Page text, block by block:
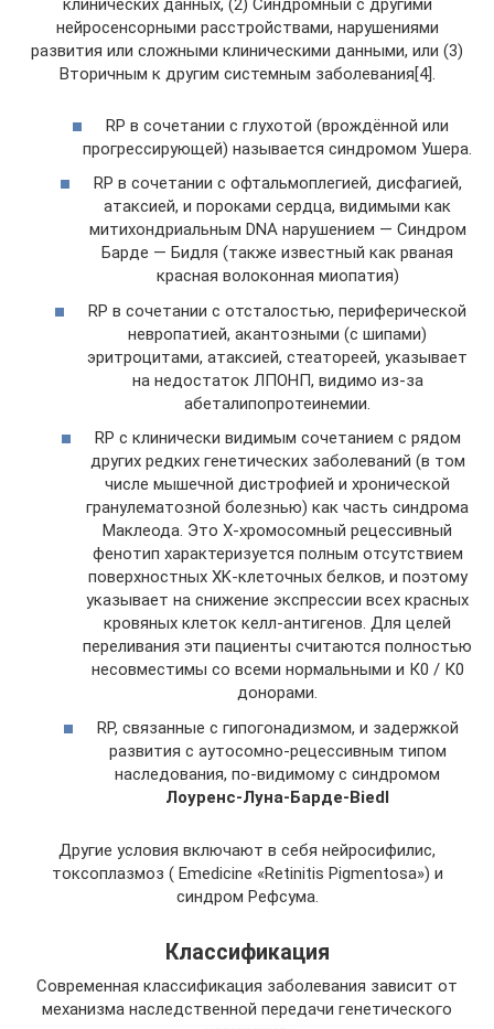
клинических данных, (2) Синдромный с другими
нейросенсорными расстройствами, нарушениями
развития или сложными клиническими данными, или (3)
Вторичным к другим системным заболевания[4].
RP в сочетании с глухотой (врождённой или
прогрессирующей) называется синдромом Ушера.
RP в сочетании с офтальмоплегией, дисфагией,
атаксией, и пороками сердца, видимыми как
митихондриальным DNA нарушением — Синдром
Барде — Бидля (также известный как рваная
красная волоконная миопатия)
RP в сочетании с отсталостью, периферической
невропатией, акантозными (с шипами)
эритроцитами, атаксией, стеатореей, указывает
на недостаток ЛПОНП, видимо из-за
абеталипопротеинемии.
RP с клинически видимым сочетанием с рядом
других редких генетических заболеваний (в том
числе мышечной дистрофией и хронической
гранулематозной болезнью) как часть синдрома
Маклеода. Это X-хромосомный рецессивный
фенотип характеризуется полным отсутствием
поверхностных XK-клеточных белков, и поэтому
указывает на снижение экспрессии всех красных
кровяных клеток келл-антигенов. Для целей
переливания эти пациенты считаются полностью
несовместимы со всеми нормальными и К0 / К0
донорами.
RP, связанные с гипогонадизмом, и задержкой
развития с аутосомно-рецессивным типом
наследования, по-видимому с синдромом
Лоуренс-Луна-Барде-Biedl
Другие условия включают в себя нейросифилис,
токсоплазмоз ( Emedicine «Retinitis Pigmentosa») и
синдром Рефсума.
Классификация
Современная классификация заболевания зависит от
механизма наследственной передачи генетического